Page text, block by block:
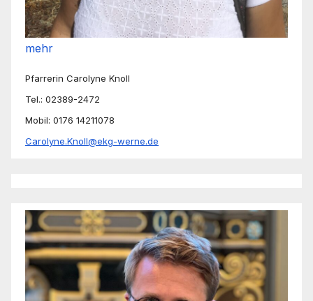
mehr
Pfarrerin Carolyne Knoll
Tel.: 02389-2472
Mobil: 0176 14211078
Carolyne.Knoll@ekg-werne.de